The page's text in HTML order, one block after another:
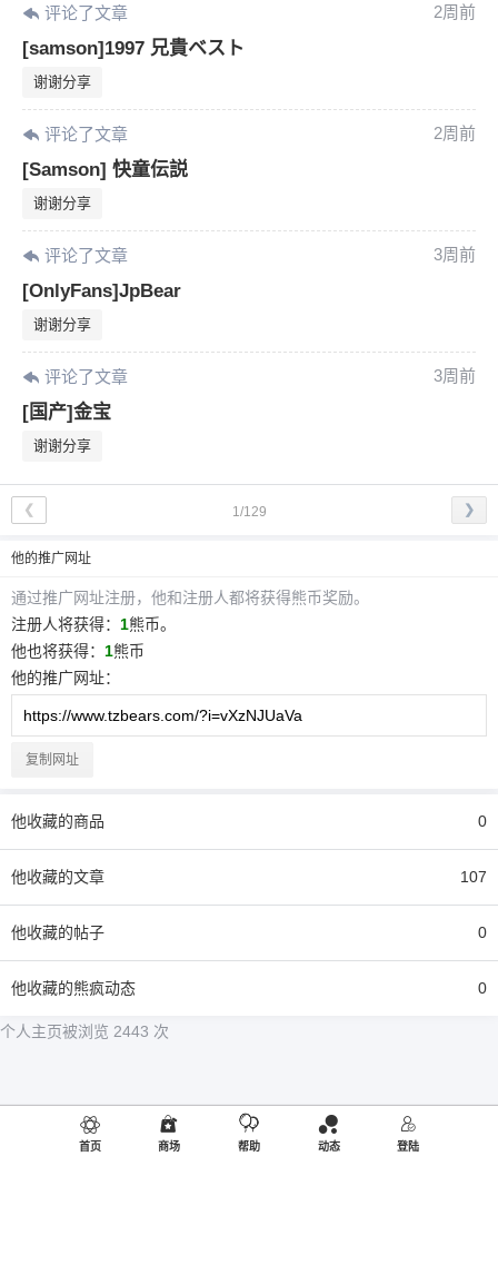
评论了文章 2周前
[samson]1997 兄貴ベスト
谢谢分享
评论了文章 2周前
[Samson] 快童伝説
谢谢分享
评论了文章 3周前
[OnlyFans]JpBear
谢谢分享
评论了文章 3周前
[国产]金宝
谢谢分享
1/129
❮ ❯
他的推广网址
通过推广网址注册， 他和注册人都将获得熊币奖励。
注册人将获得： 1熊币。
他也将获得： 1熊币
他的推广网址：
复制网址
他收藏的商品 0
他收藏的文章 107
他收藏的帖子 0
他收藏的熊疯动态 0
个人主页被浏览 2443 次
首页 商场 帮助 动态 登陆